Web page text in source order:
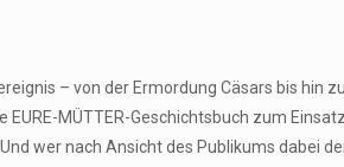
– von der Ermordung Cäsars bis hin
MÜTTER-Geschichtsbuch zum
wer nach Ansicht des Publikums dabei